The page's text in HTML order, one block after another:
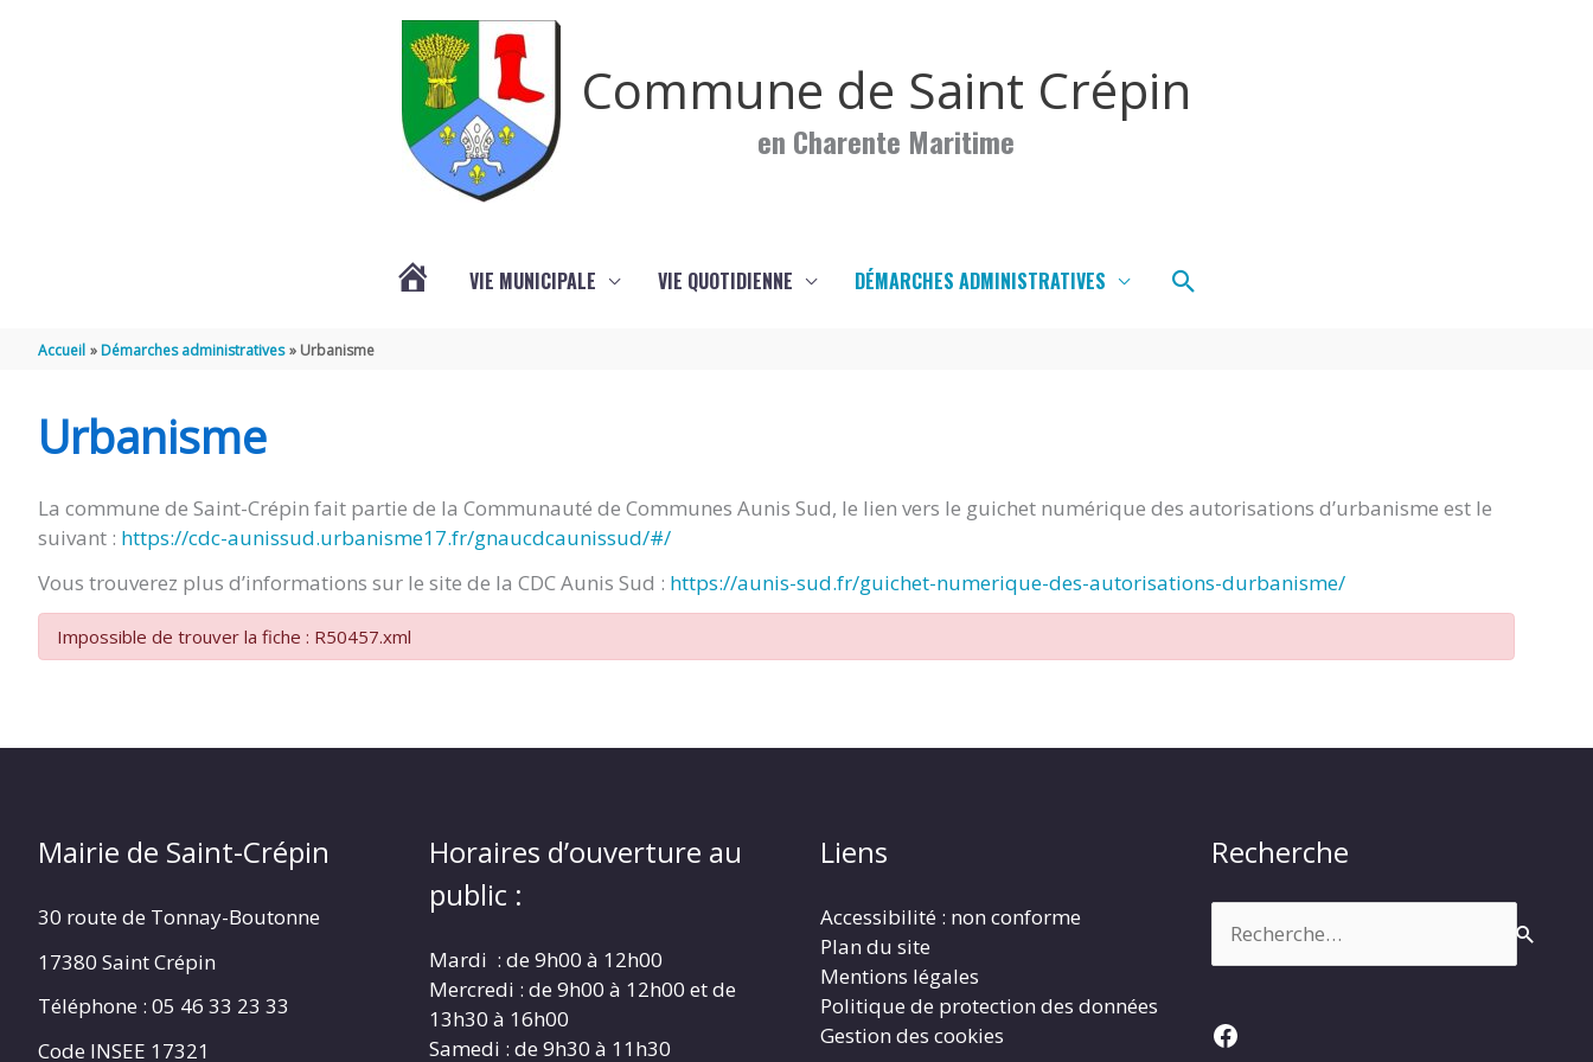
Commune de Saint Crépin
en Charente Maritime
CRÉPIN
VIE MUNICIPALE VIE QUOTIDIENNE DÉMARCHES ADMINISTRATIVES Rechercher
Accueil Démarches administratives Urbanisme
Urbanisme
La commune de Saint-Crépin fait partie de la Communauté de Communes Aunis Sud, le lien vers le guichet numérique des autorisations d’urbanisme est le
suivant : https://cdc-aunissud.urbanisme17.fr/gnaucdcaunissud/#/
Vous trouverez plus d’informations sur le site de la CDC Aunis Sud : https://aunis-sud.fr/guichet-numerique-des-autorisations-durbanisme/
Impossible de trouver la fiche : R50457.xml
Mairie de Saint-Crépin
30 route de Tonnay-Boutonne
17380 Saint Crépin
Téléphone : 05 46 33 23 33
Code INSEE 17321
Horaires d’ouverture au
public :
Mardi : de 9h00 à 12h00
Mercredi : de 9h00 à 12h00 et de
13h30 à 16h00
Samedi : de 9h30 à 11h30
Liens
Accessibilité : non conforme
Plan du site
Mentions légales
Politique de protection des données
Gestion des cookies
Recherche
Facebook